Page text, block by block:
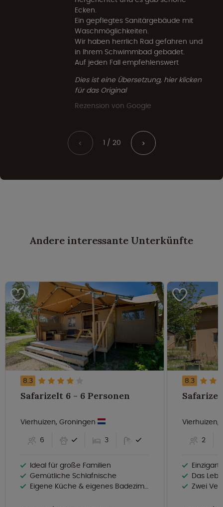
Ecken.
Ein gepflegtes Sanitärgebäude mit
Waschmöglichkeiten.
Wir haben herrlich Rad gefahren und
in Ihrem Schwimmbad gebadet.
Auf jeden Fall empfehlenswert
Dies ist eine Übersetzung, hier klicken
für das Original
Rezension von Google
< 1 / 20 >
Andere interessante Unterkünfte
8.3
Safarizelt 6 - 6 Personen
Vierhuizen, Groningen
6
3
Ideal für große Familien
Gemütliche Schlafnische
Eigene Küche & eigenes Badezimmer im Zelt
8.3
2
Das
Zwei